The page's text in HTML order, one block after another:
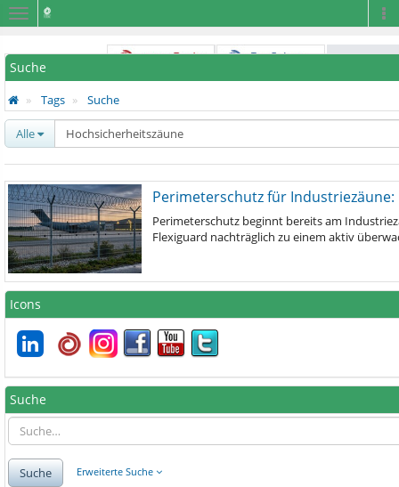
Navigation
Suche
Tags Suche
Alle
Perimeterschutz für
Perimeterschutz beginnt bereits am
Flexiguard nachträglich zu einem aktiv
Icons
Suche
Suche Erweiterte Suche